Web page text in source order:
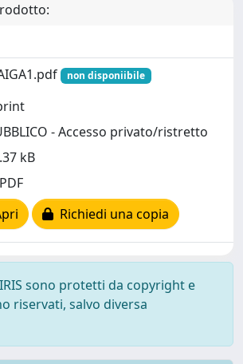
non disponiibile
- Accesso privato/ristretto
kB
Richiedi una copia
sono protetti da copyright e
riservati, salvo diversa